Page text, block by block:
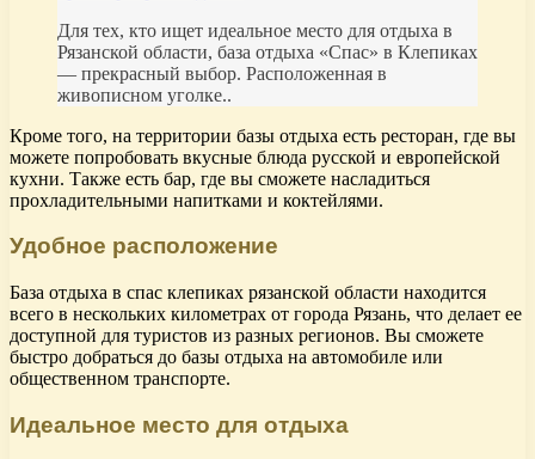
Для тех, кто ищет идеальное место для отдыха в
Рязанской области, база отдыха «Спас» в Клепиках
— прекрасный выбор. Расположенная в
живописном уголке..
Кроме того, на территории базы отдыха есть ресторан, где вы
можете попробовать вкусные блюда русской и европейской
кухни. Также есть бар, где вы сможете насладиться
прохладительными напитками и коктейлями.
Удобное расположение
База отдыха в спас клепиках рязанской области находится
всего в нескольких километрах от города Рязань, что делает ее
доступной для туристов из разных регионов. Вы сможете
быстро добраться до базы отдыха на автомобиле или
общественном транспорте.
Идеальное место для отдыха